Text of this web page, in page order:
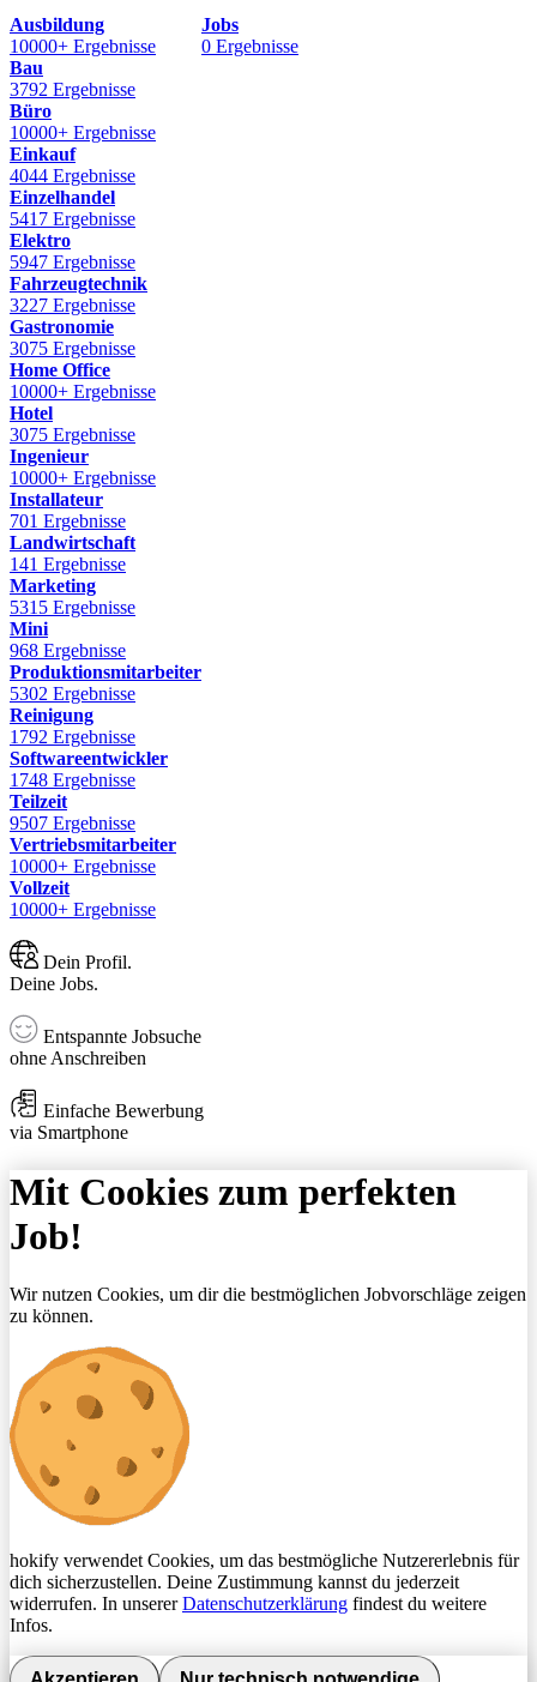
Ausbildung
10000+ Ergebnisse
Bau
3792 Ergebnisse
Büro
10000+ Ergebnisse
Einkauf
4044 Ergebnisse
Einzelhandel
5417 Ergebnisse
Elektro
5947 Ergebnisse
Fahrzeugtechnik
3227 Ergebnisse
Gastronomie
3075 Ergebnisse
Home Office
10000+ Ergebnisse
Hotel
3075 Ergebnisse
Ingenieur
10000+ Ergebnisse
Installateur
701 Ergebnisse
Landwirtschaft
141 Ergebnisse
Marketing
5315 Ergebnisse
Mini
968 Ergebnisse
Produktionsmitarbeiter
5302 Ergebnisse
Reinigung
1792 Ergebnisse
Softwareentwickler
1748 Ergebnisse
Teilzeit
9507 Ergebnisse
Vertriebsmitarbeiter
10000+ Ergebnisse
Vollzeit
10000+ Ergebnisse
Jobs
0 Ergebnisse
Dein Profil.
Deine Jobs.
Entspannte Jobsuche
ohne Anschreiben
Einfache Bewerbung
via Smartphone
Mit Cookies zum perfekten
Job!
Wir nutzen Cookies, um dir die bestmöglichen Jobvorschläge zeigen
zu können.
hokify verwendet Cookies, um das bestmögliche Nutzererlebnis für
dich sicherzustellen. Deine Zustimmung kannst du jederzeit
widerrufen. In unsererDatenschutzerklärung findest du weitere
Infos.